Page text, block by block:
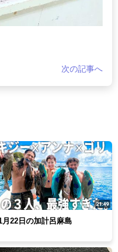
次の記事へ
月22日の加計呂麻島